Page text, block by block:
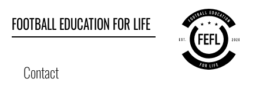
FOOTBALL EDUCATION FOR LIFE
Contact